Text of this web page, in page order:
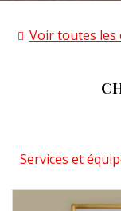
Voir toutes les
Services et